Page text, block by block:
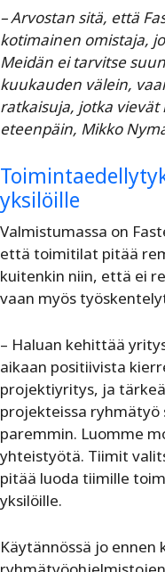
– Arvostan sitä, että
kotimainen omistaja,
Meidän ei tarvitse
kuukauden välein,
ratkaisuja, jotka
eteenpäin, Mikko
yksilöille
Valmistumassa on
että toimitilat pitää
kuitenkin niin, että ei
vaan myös
– Haluan kehittää
aikaan positiivista
projektiyritys, ja
projekteissa
paremmin. Luomme
yhteistyötä. Tiimit
pitää luoda tiimille
yksilöille.
Käytännössä jo